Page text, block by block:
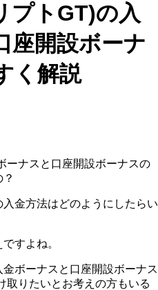
プトGT)の入
座開設ボーナ
く解説
ーナスと口座開設ボーナスの
金方法はどのようにしたらい
すよね。
ボーナスと口座開設ボーナス
取りたいとお考えの方もいる